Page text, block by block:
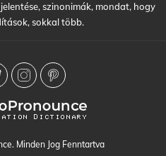
szinonimák, mondat, hogy
sokkal több.
Minden Jog Fenntartva